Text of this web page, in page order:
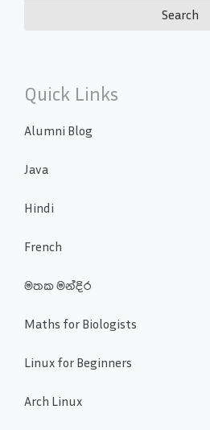
Quick Links
Alumni Blog
Java
Hindi
French
මතක මන්දිර
Maths for Biologists
Linux for Beginners
Arch Linux